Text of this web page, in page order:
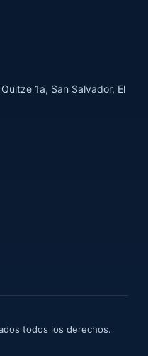
1a, San Salvador, El
todos los derechos.